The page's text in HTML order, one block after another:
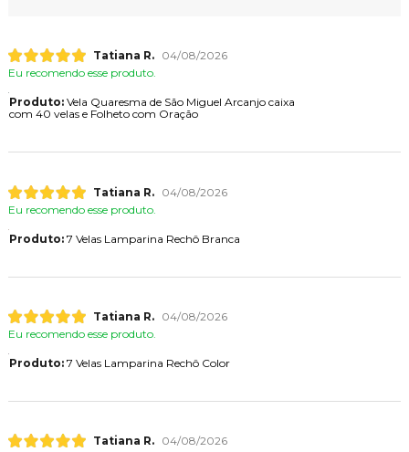
Tatiana R.
04/08/2026
Eu recomendo esse produto.
Produto:Vela Quaresma de São Miguel Arcanjo caixa
com 40 velas e Folheto com Oração
Tatiana R.
04/08/2026
Eu recomendo esse produto.
Produto:7 Velas Lamparina Rechô Branca
Tatiana R.
04/08/2026
Eu recomendo esse produto.
Produto:7 Velas Lamparina Rechô Color
Tatiana R.
04/08/2026